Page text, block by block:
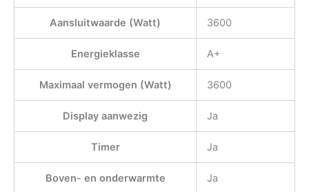
Aansluitwaarde (Watt) 3600
Energieklasse A+
Maximaal vermogen (Watt) 3600
Display aanwezig Ja
Timer Ja
Boven- en onderwarmte Ja